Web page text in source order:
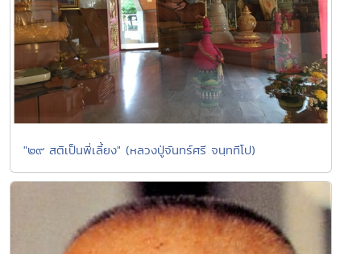
"๒๙ สติเป็นพี่เลี้ยง" (หลวงปู่จันทร์ศรี จนฺททีโป)